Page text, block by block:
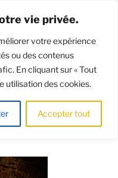
vie privée.
votre expérience
ou des contenus
En cliquant sur « Tout
utilisation des cookies.
Accepter tout